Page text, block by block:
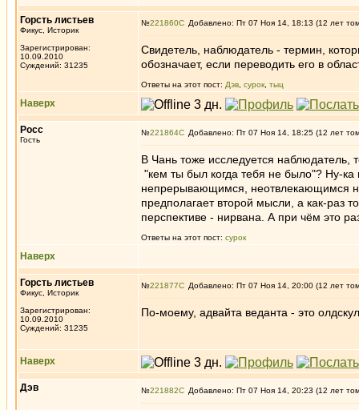
Горсть листьев
Фикус, Историк
Зарегистрирован:
10.09.2010
Суждений: 31235
№221860 Добавлено: Пт 07 Ноя 14, 18:13 (12 лет
Свидетель, наблюдатель - термин,
обозначает, если переводить его в
Ответы на этот пост: Дэв сурок тыц
Наверх
Росс
Гость
№221864 Добавлено: Пт 07 Ноя 14, 18:25 (12 лет
В Чань тоже исследуется наблюдатель,
"кем ты был когда тебя не было"? Ну-
непрерывающимся, неотвлекающимся
предполагает второй мысли, а как-раз
перспективе - нирвана. А при чём это
Ответы на этот пост: сурок
Наверх
Горсть листьев
Фикус, Историк
Зарегистрирован:
10.09.2010
Суждений: 31235
№221877 Добавлено: Пт 07 Ноя 14, 20:00 (12 лет
По-моему, адвайта веданта - это
Наверх
Дэв №221882 Добавлено: Пт 07 Ноя 14, 20:23 (12 лет